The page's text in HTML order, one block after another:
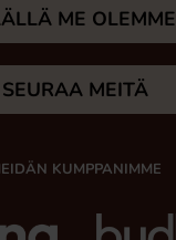
ME OLEMME
SEURAA MEITÄ
KUMPPANIMME